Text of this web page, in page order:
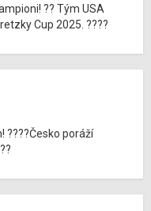
?? Tým USA
Cup 2025. ????
????Česko poráží